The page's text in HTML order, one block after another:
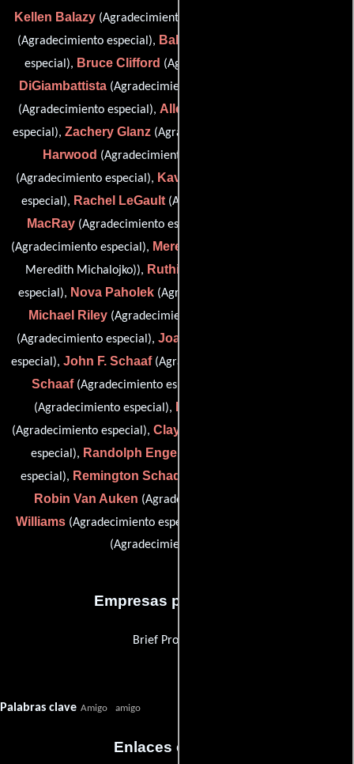
Kellen Balazy (Agradecimiento especial),
(Agradecimiento especial), Bahei Claggett
especial), Bruce Clifford (Agradecimiento especial),
DiGiambattista(Agradecimiento especial),
(Agradecimiento especial), Allen T. Duarte
especial), Zachery Glanz(Agradecimiento especial),
Harwood (Agradecimiento especial),
(Agradecimiento especial), Kavan Kardoza
especial), Rachel LeGault(Agradecimiento especial),
MacRay (Agradecimiento especial),
(Agradecimiento especial), Meredith Michal
Meredith Michalojko)), Ruthie Ocampo
especial), Nova Paholek(Agradecimiento especial),
Michael Riley(Agradecimiento especial),
(Agradecimiento especial), Joanne Schaaf
especial), John F. Schaaf(Agradecimiento especial),
Schaaf(Agradecimiento especial),
(Agradecimiento especial),
(Agradecimiento especial), Clayton Schader
especial), Randolph Engel Schader
especial), Remington Schader
Robin Van Auken (Agradecimiento especial),
Williams (Agradecimiento especial) y
(Agradecimiento especial)
Empresas productoras
Brief Productions
Palabras clave Amigo amigo
Enlaces externos